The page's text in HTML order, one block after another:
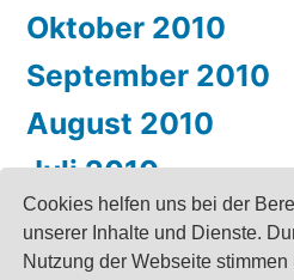
Cookies helfen uns bei der
unserer Inhalte und Dienste.
Nutzung der Webseite stimmen
Oktober 2010
September 2010
August 2010
Juli 2010